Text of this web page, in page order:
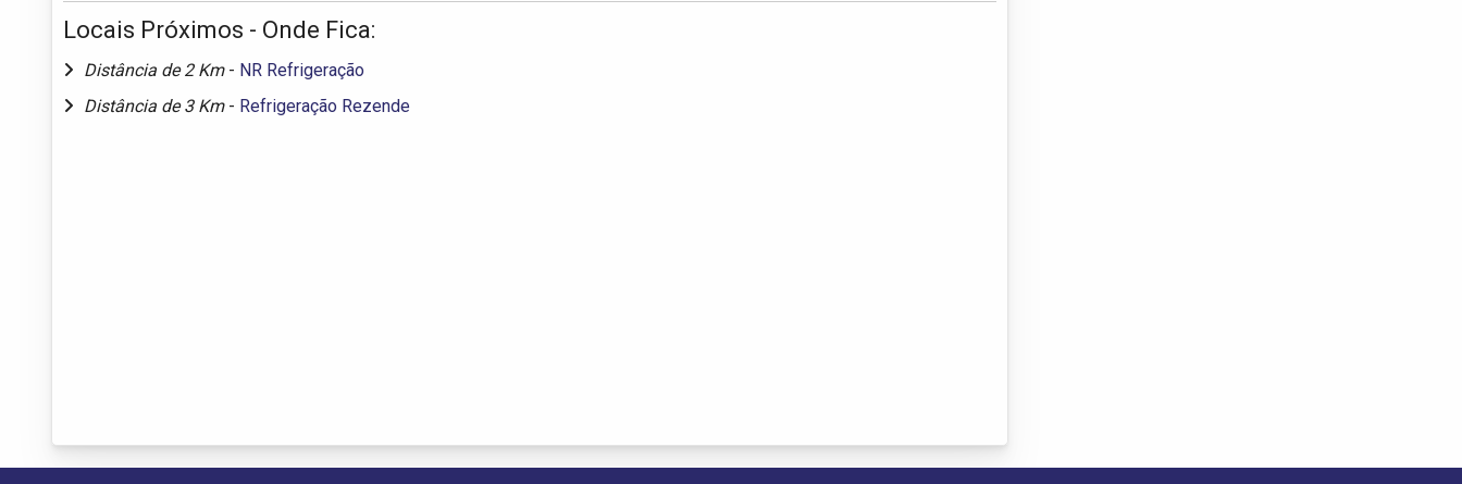
Locais Próximos - Onde Fica:
Distância de 2 Km - NR Refrigeração
Distância de 3 Km - Refrigeração Rezende